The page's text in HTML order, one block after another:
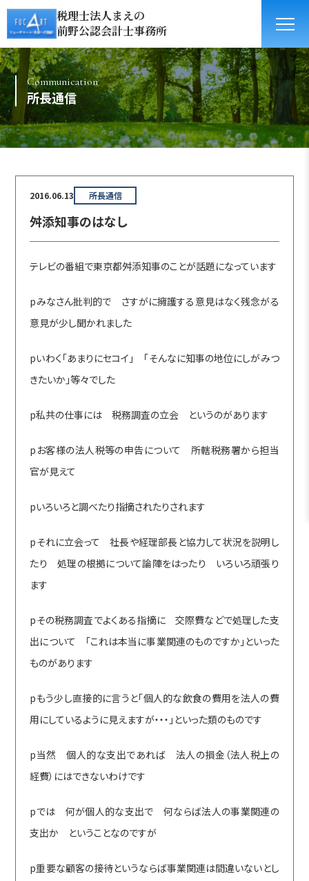
税理士法人まえの
前野公認会計士事務所
Communication
所長通信
2016.06.13 所長通信
舛添知事のはなし
テレビの番組で東京都舛添知事のことが話題になっています
pみなさん批判的で さすがに擁護する意見はなく残念がる
意見が少し聞かれました
pいわく「あまりにセコイ」 「そんなに知事の地位にしがみつ
きたいか」等々でした
p私共の仕事には 税務調査の立会 というのがあります
pお客様の法人税等の申告について 所轄税務署から担当
官が見えて
pいろいろと調べたり指摘されたりされます
pそれに立会って 社長や経理部長と協力して状況を説明し
たり 処理の根拠について論陣をはったり いろいろ頑張り
ます
pその税務調査でよくある指摘に 交際費などで処理した支
出について 「これは本当に事業関連のものですか」といった
ものがあります
pもう少し直接的に言うと「個人的な飲食の費用を法人の費
用にしているように見えますが・・・」といった類のものです
p当然 個人的な支出であれば 法人の損金（法人税上の
経費）にはできないわけです
pでは 何が個人的な支出で 何ならば法人の事業関連の
支出か ということなのですが
p重要な顧客の接待というならば事業関連は間違いないとし